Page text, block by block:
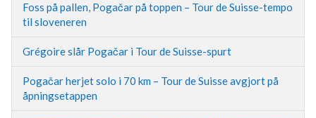
Foss på pallen, Pogačar på toppen – Tour de Suisse-tempo
til sloveneren
Grégoire slår Pogačar i Tour de Suisse-spurt
Pogačar herjet solo i 70 km – Tour de Suisse avgjort på
åpningsetappen